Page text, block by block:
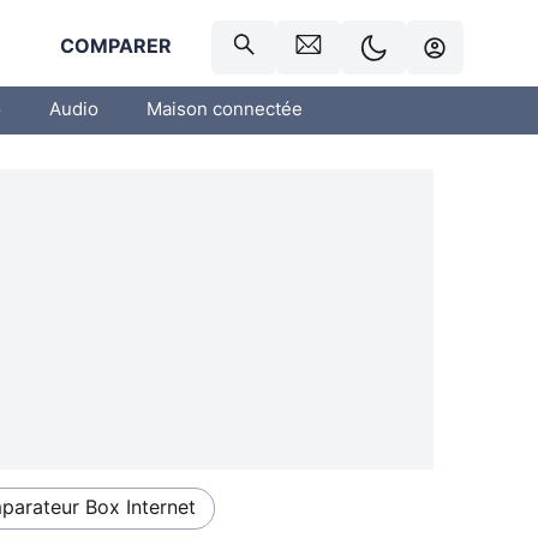
COMPARER
Audio Maison connectée
Box Internet